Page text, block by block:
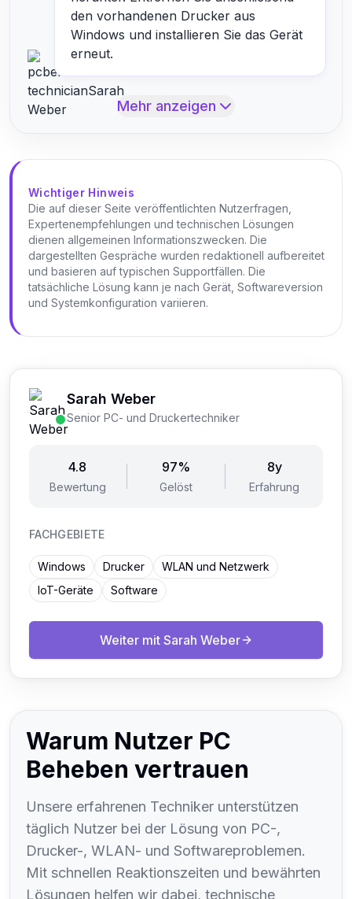
den vorhandenen Drucker aus
Windows und installieren Sie das Gerät
erneut.
Mehr anzeigen
Wichtiger Hinweis
Die auf dieser Seite veröffentlichten Nutzerfragen,
Expertenempfehlungen und technischen Lösungen
dienen allgemeinen Informationszwecken. Die
dargestellten Gespräche wurden redaktionell aufbereitet
und basieren auf typischen Supportfällen. Die
tatsächliche Lösung kann je nach Gerät, Softwareversion
und Systemkonfiguration variieren.
Sarah Weber
Senior PC- und Druckertechniker
4.8
Bewertung
97%
Gelöst
8y
Erfahrung
FACHGEBIETE
Windows Drucker
WLAN und Netzwerk
IoT-Geräte
Software
Weiter mit Sarah Weber
Warum Nutzer PC
Beheben vertrauen
Unsere erfahrenen Techniker unterstützen
täglich Nutzer bei der Lösung von PC-,
Drucker-, WLAN- und Softwareproblemen.
Mit schnellen Reaktionszeiten und bewährten
Lösungen helfen wir dabei, technische